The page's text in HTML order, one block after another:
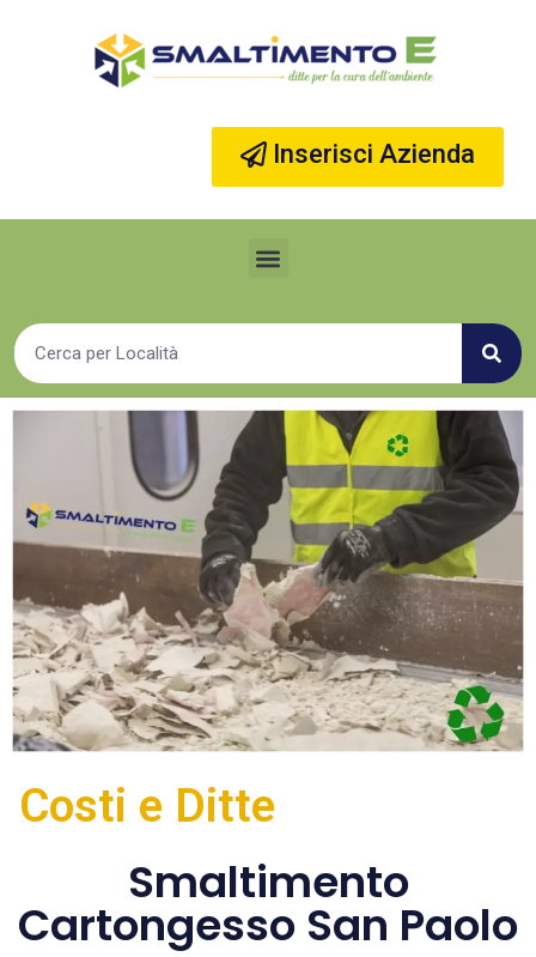
Inserisci Azienda
Costi e Ditte
Smaltimento
Cartongesso San Paolo